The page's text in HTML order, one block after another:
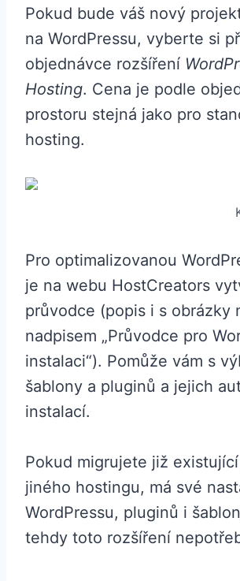
Pokud bude váš nový
na WordPressu, vyberte si
objednávce rozšíření
Hosting. Cena je podle
prostoru stejná jako pro
hosting.
Pro optimalizovanou
je na webu HostCreators
průvodce (popis i s obrázky
nadpisem „Průvodce pro
instalaci“). Pomůže vám s
šablony a pluginů a jejich
instalací.
Pokud migrujete již
jiného hostingu, má své
WordPressu, pluginů i
tehdy toto rozšíření